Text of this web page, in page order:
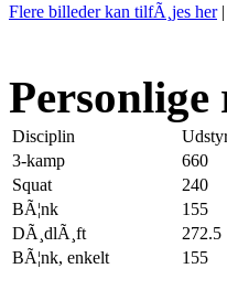
Flere billeder kan tilfÃ¸jes her|
Disciplin
3-kamp
660
Squat
240
BÃ¦nk
155
DÃ¸dlÃ¸ft
272.5
BÃ¦nk, enkelt
155